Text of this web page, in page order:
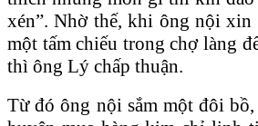
xén”. Nhờ thế, khi ông nội xin
một tấm chiếu trong chợ làng
thì ông Lý chấp thuận.
Từ đó ông nội sắm một đôi